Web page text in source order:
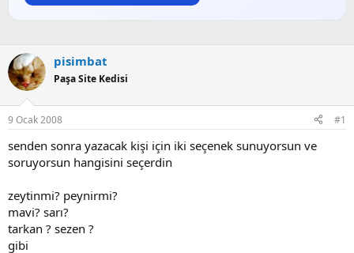
pisimbat
Paşa Site Kedisi
9 Ocak 2008 #1
senden sonra yazacak kişi için iki seçenek sunuyorsun ve
soruyorsun hangisini seçerdin
zeytinmi? peynirmi?
mavi? sarı?
tarkan ? sezen ?
gibi